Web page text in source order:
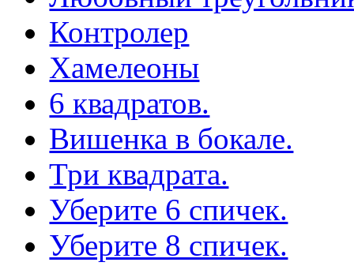
Контролер
Хамелеоны
6 квадратов.
Вишенка в бокале.
Три квадрата.
Уберите 6 спичек.
Уберите 8 спичек.